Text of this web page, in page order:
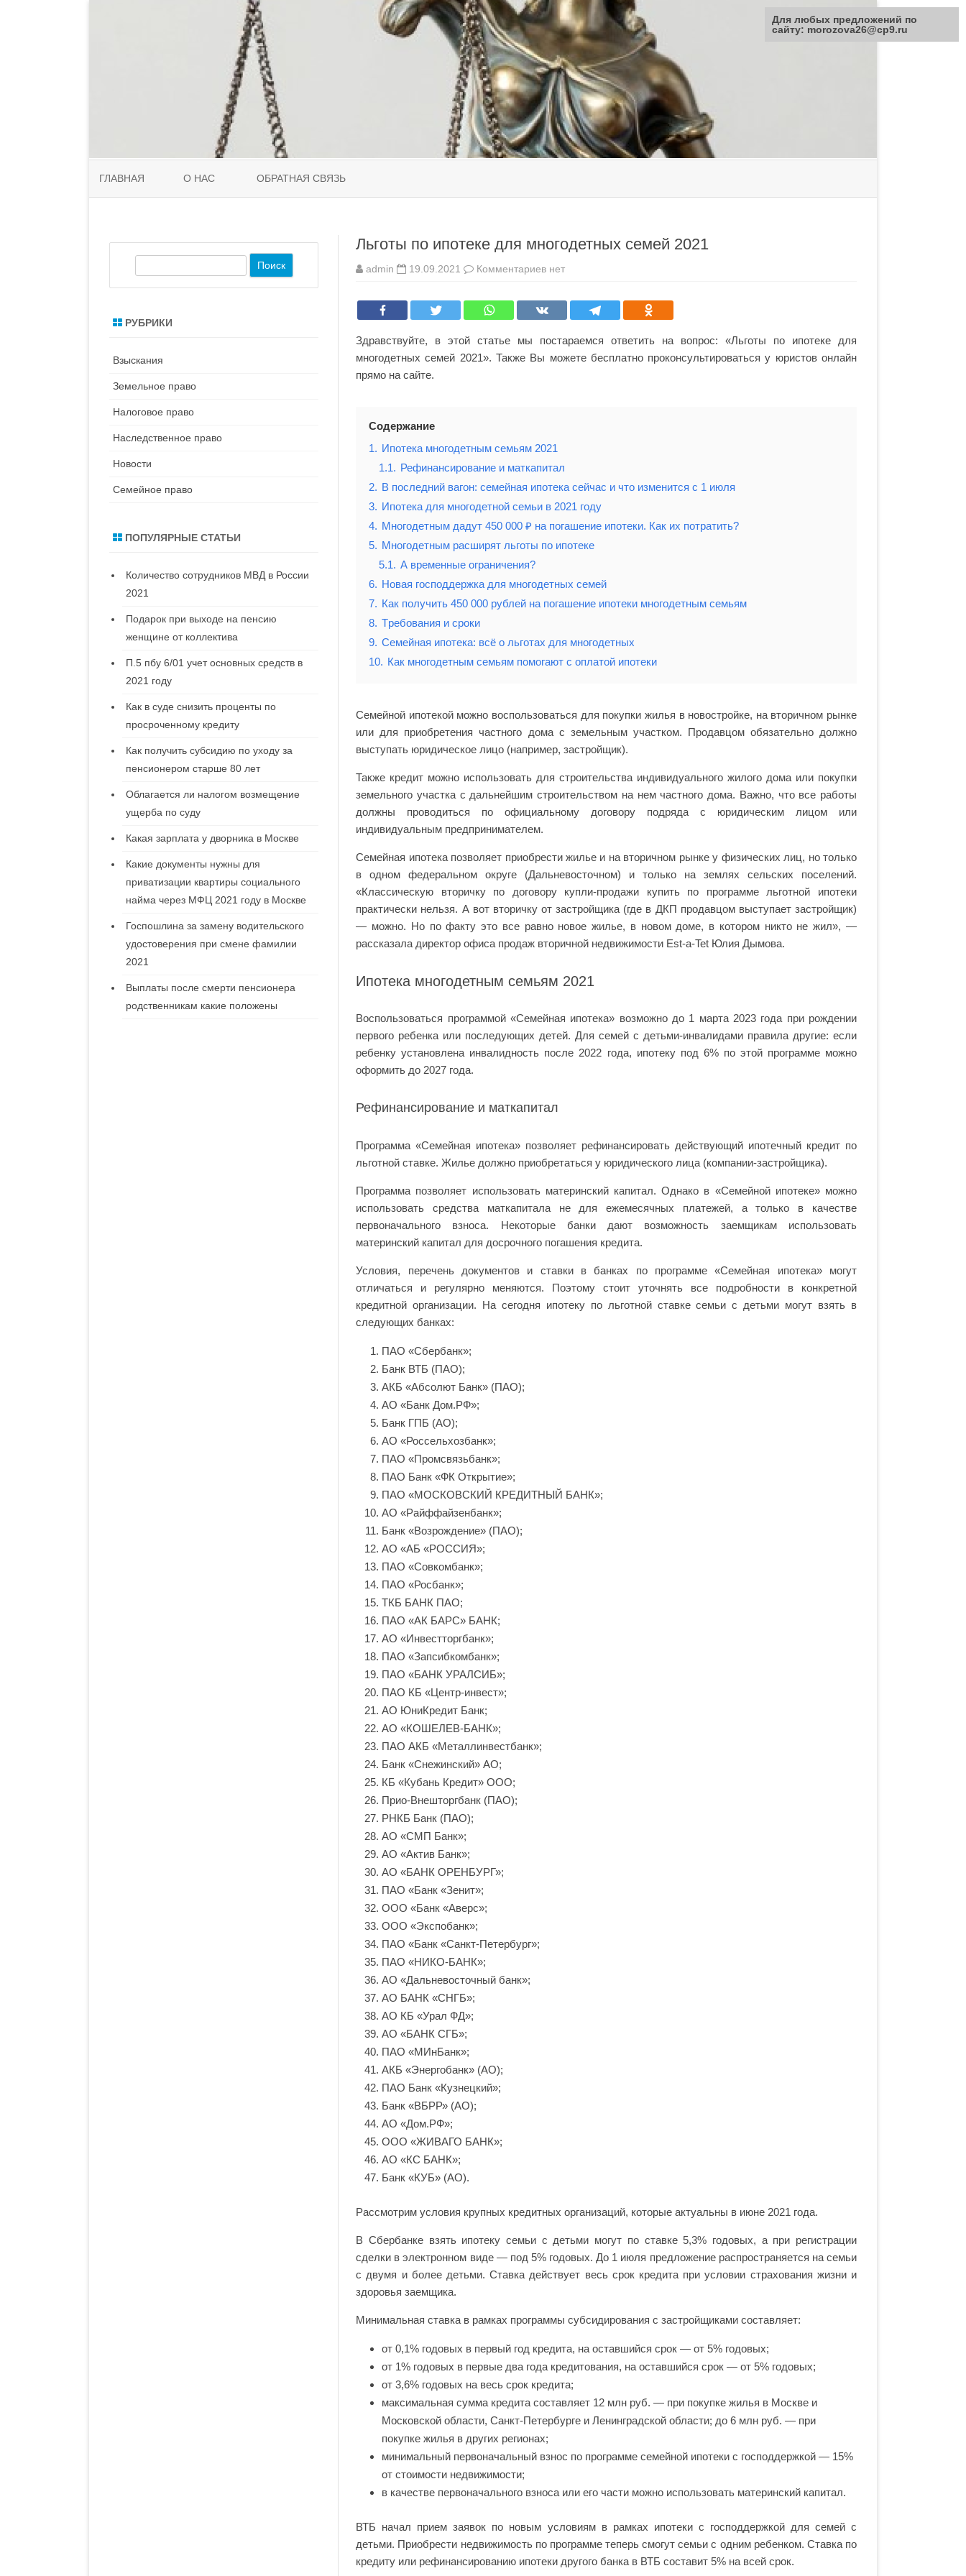
ГЛАВНАЯ О НАС ОБРАТНАЯ СВЯЗЬ
Льготы по ипотеке для многодетных семей 2021
admin 19.09.2021 Комментариевк
по
ипотеке
для
семей
2021
нет
Здравствуйте, в этой статье мы постараемся ответить на вопрос: «Льготы по ипотеке для
многодетных семей 2021». Также Вы можете бесплатно проконсультироваться у юристов онлайн
прямо на сайте.
Содержание
1. Ипотека многодетным семьям 2021
1.1. Рефинансирование и маткапитал
2. В последний вагон: семейная ипотека сейчас и что изменится с 1 июля
3. Ипотека для многодетной семьи в 2021 году
4. Многодетным дадут 450 000 ₽ на погашение ипотеки. Как их потратить?
5. Многодетным расширят льготы по ипотеке
5.1. А временные ограничения?
6. Новая господдержка для многодетных семей
7. Как получить 450 000 рублей на погашение ипотеки многодетным семьям
8. Tpeбoвaния и cpoки
9. Семейная ипотека: всё о льготах для многодетных
10. Как многодетным семьям помогают с оплатой ипотеки
Семейной ипотекой можно воспользоваться для покупки жилья в новостройке, на вторичном рынке
или для приобретения частного дома с земельным участком. Продавцом обязательно должно
выступать юридическое лицо (например, застройщик).
Также кредит можно использовать для строительства индивидуального жилого дома или покупки
земельного участка с дальнейшим строительством на нем частного дома. Важно, что все работы
должны проводиться по официальному договору подряда с юридическим лицом или
индивидуальным предпринимателем.
Семейная ипотека позволяет приобрести жилье и на вторичном рынке у физических лиц, но только
в одном федеральном округе (Дальневосточном) и только на землях сельских поселений.
«Классическую вторичку по договору купли-продажи купить по программе льготной ипотеки
практически нельзя. А вот вторичку от застройщика (где в ДКП продавцом выступает застройщик)
— можно. Но по факту это все равно новое жилье, в новом доме, в котором никто не жил», —
рассказала директор офиса продаж вторичной недвижимости Est-a-Tet Юлия Дымова.
Ипотека многодетным семьям 2021
Воспользоваться программой «Семейная ипотека» возможно до 1 марта 2023 года при рождении
первого ребенка или последующих детей. Для семей с детьми-инвалидами правила другие: если
ребенку установлена инвалидность после 2022 года, ипотеку под 6% по этой программе можно
оформить до 2027 года.
Рефинансирование и маткапитал
Программа «Семейная ипотека» позволяет рефинансировать действующий ипотечный кредит по
льготной ставке. Жилье должно приобретаться у юридического лица (компании-застройщика).
Программа позволяет использовать материнский капитал. Однако в «Семейной ипотеке» можно
использовать средства маткапитала не для ежемесячных платежей, а только в качестве
первоначального взноса. Некоторые банки дают возможность заемщикам использовать
материнский капитал для досрочного погашения кредита.
Условия, перечень документов и ставки в банках по программе «Семейная ипотека» могут
отличаться и регулярно меняются. Поэтому стоит уточнять все подробности в конкретной
кредитной организации. На сегодня ипотеку по льготной ставке семьи с детьми могут взять в
следующих банках:
ПАО «Сбербанк»;
Банк ВТБ (ПАО);
АКБ «Абсолют Банк» (ПАО);
АО «Банк Дом.РФ»;
Банк ГПБ (АО);
АО «Россельхозбанк»;
ПАО «Промсвязьбанк»;
ПАО Банк «ФК Открытие»;
ПАО «МОСКОВСКИЙ КРЕДИТНЫЙ БАНК»;
АО «Райффайзенбанк»;
Банк «Возрождение» (ПАО);
АО «АБ «РОССИЯ»;
ПАО «Совкомбанк»;
ПАО «Росбанк»;
ТКБ БАНК ПАО;
ПАО «АК БАРС» БАНК;
АО «Инвестторгбанк»;
ПАО «Запсибкомбанк»;
ПАО «БАНК УРАЛСИБ»;
ПАО КБ «Центр-инвест»;
АО ЮниКредит Банк;
АО «КОШЕЛЕВ-БАНК»;
ПАО АКБ «Металлинвестбанк»;
Банк «Снежинский» АО;
КБ «Кубань Кредит» ООО;
Прио-Внешторгбанк (ПАО);
РНКБ Банк (ПАО);
АО «СМП Банк»;
АО «Актив Банк»;
АО «БАНК ОРЕНБУРГ»;
ПАО «Банк «Зенит»;
ООО «Банк «Аверс»;
ООО «Экспобанк»;
ПАО «Банк «Санкт-Петербург»;
ПАО «НИКО-БАНК»;
АО «Дальневосточный банк»;
АО БАНК «СНГБ»;
АО КБ «Урал ФД»;
АО «БАНК СГБ»;
ПАО «МИнБанк»;
АКБ «Энергобанк» (АО);
ПАО Банк «Кузнецкий»;
Банк «ВБРР» (АО);
АО «Дом.РФ»;
ООО «ЖИВАГО БАНК»;
АО «КС БАНК»;
Банк «КУБ» (АО).
Рассмотрим условия крупных кредитных организаций, которые актуальны в июне 2021 года.
В Сбербанке взять ипотеку семьи с детьми могут по ставке 5,3% годовых, а при регистрации
сделки в электронном виде — под 5% годовых. До 1 июля предложение распространяется на семьи
с двумя и более детьми. Ставка действует весь срок кредита при условии страхования жизни и
здоровья заемщика.
Минимальная ставка в рамках программы субсидирования с застройщиками составляет:
от 0,1% годовых в первый год кредита, на оставшийся срок — от 5% годовых;
от 1% годовых в первые два года кредитования, на оставшийся срок — от 5% годовых;
от 3,6% годовых на весь срок кредита;
максимальная сумма кредита составляет 12 млн руб. — при покупке жилья в Москве и
Московской области, Санкт-Петербурге и Ленинградской области; до 6 млн руб. — при
покупке жилья в других регионах;
минимальный первоначальный взнос по программе семейной ипотеки с господдержкой — 15%
от стоимости недвижимости;
в качестве первоначального взноса или его части можно использовать материнский капитал.
ВТБ начал прием заявок по новым условиям в рамках ипотеки с господдержкой для семей с
детьми. Приобрести недвижимость по программе теперь смогут семьи с одним ребенком. Ставка по
кредиту или рефинансированию ипотеки другого банка в ВТБ составит 5% на всей срок.
РУБРИКИ
Взыскания
Земельное право
Налоговое право
Наследственное право
Новости
Семейное право
ПОПУЛЯРНЫЕ СТАТЬИ
Количество сотрудников МВД в России
2021
Подарок при выходе на пенсию
женщине от коллектива
П.5 пбу 6/01 учет основных средств в
2021 году
Как в суде снизить проценты по
просроченному кредиту
Как получить субсидию по уходу за
пенсионером старше 80 лет
Облагается ли налогом возмещение
ущерба по суду
Какая зарплата у дворника в Москве
Какие документы нужны для
приватизации квартиры социального
найма через МФЦ 2021 году в Москве
Госпошлина за замену водительского
удостоверения при смене фамилии
2021
Выплаты после смерти пенсионера
родственникам какие положены
Для любых предложений по
сайту: morozova26@cp9.ru